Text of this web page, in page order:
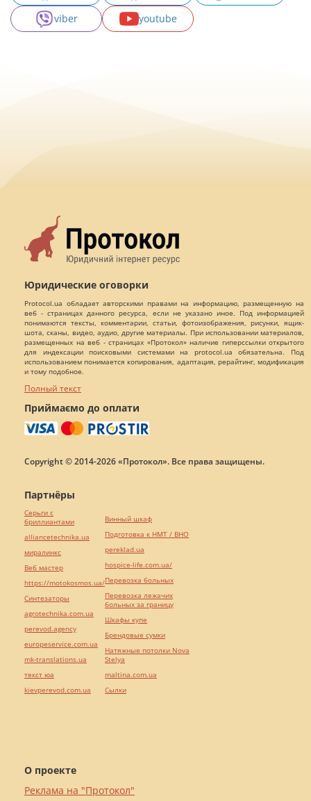
viber
youtube
Юридические оговорки
Protocol.ua обладает авторскими правами на информацию, размещенную на
веб - страницах данного ресурса, если не указано иное. Под информацией
понимаются тексты, комментарии, статьи, фотоизображения, рисунки, ящик-
шота, сканы, видео, аудио, другие материалы. При использовании материалов,
размещенных на веб - страницах «Протокол» наличие гиперссылки открытого
для индексации поисковыми системами на protocol.ua обязательна. Под
использованием понимается копирования, адаптация, рерайтинг, модификация
и тому подобное.
Полный текст
Приймаємо до оплати
Copyright © 2014-2026 «Протокол». Все права защищены.
О проекте
Реклама на "Протокол"
Партнёры
Серьги с
бриллиантами
alliancetechnika.ua
миралинкс
Веб мастер
https://motokosmos.ua/
Синтезаторы
agrotechnika.com.ua
perevod.agency
europeservice.com.ua
mk-translations.ua
текст юа
kievperevod.com.ua
Винный шкаф
Подготовка к НМТ / ВНО
pereklad.ua
hospice-life.com.ua/
Перевозка больных
Перевозка лежачих
больных за границу
Шкафы купе
Брендовые сумки
Натяжные потолки Nova
Stelya
maltina.com.ua
Cылки